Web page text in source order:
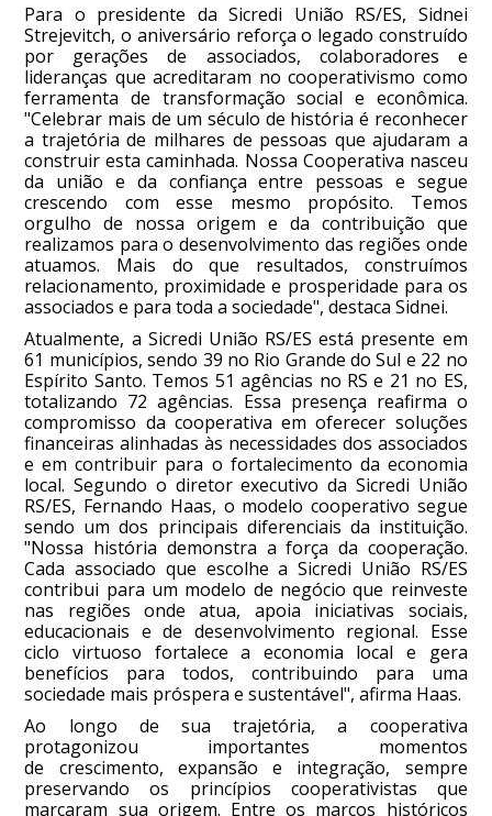
Para o presidente da Sicredi União RS/ES, Sidnei
Strejevitch, o aniversário reforça o legado construído
por gerações de associados, colaboradores e
lideranças que acreditaram no cooperativismo como
ferramenta de transformação social e econômica.
"Celebrar mais de um século de história é reconhecer
a trajetória de milhares de pessoas que ajudaram a
construir esta caminhada. Nossa Cooperativa nasceu
da união e da confiança entre pessoas e segue
crescendo com esse mesmo propósito. Temos
orgulho de nossa origem e da contribuição que
realizamos para o desenvolvimento das regiões onde
atuamos. Mais do que resultados, construímos
relacionamento, proximidade e prosperidade para os
associados e para toda a sociedade", destaca Sidnei.
Atualmente, a Sicredi União RS/ES está presente em
61 municípios, sendo 39 no Rio Grande do Sul e 22 no
Espírito Santo. Temos 51 agências no RS e 21 no ES,
totalizando 72 agências. Essa presença reafirma o
compromisso da cooperativa em oferecer soluções
financeiras alinhadas às necessidades dos associados
e em contribuir para o fortalecimento da economia
local. Segundo o diretor executivo da Sicredi União
RS/ES, Fernando Haas, o modelo cooperativo segue
sendo um dos principais diferenciais da instituição.
"Nossa história demonstra a força da cooperação.
Cada associado que escolhe a Sicredi União RS/ES
contribui para um modelo de negócio que reinveste
nas regiões onde atua, apoia iniciativas sociais,
educacionais e de desenvolvimento regional. Esse
ciclo virtuoso fortalece a economia local e gera
benefícios para todos, contribuindo para uma
sociedade mais próspera e sustentável", afirma Haas.
Ao longo de sua trajetória, a cooperativa
protagonizou importantes momentos
de crescimento, expansão e integração, sempre
preservando os princípios cooperativistas que
marcaram sua origem. Entre os marcos históricos